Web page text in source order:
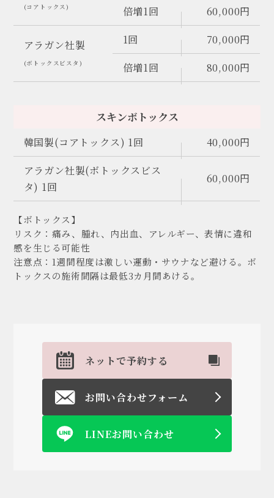
(コアトックス) 倍増1回 60,000円
アラガン社製
(ボトックスビスタ)
1回
70,000円
倍増1回
80,000円
スキンボトックス
韓国製(コアトックス) 1回
40,000円
アラガン社製(ボトックスビス
タ) 1回
60,000円
【ボトックス】
リスク：痛み、腫れ、内出血、アレルギー、表情に違和
感を生じる可能性
注意点：1週間程度は激しい運動・サウナなど避ける。ボ
トックスの施術間隔は最低3カ月間あける。
ネットで予約する
お問い合わせフォーム
LINEお問い合わせ